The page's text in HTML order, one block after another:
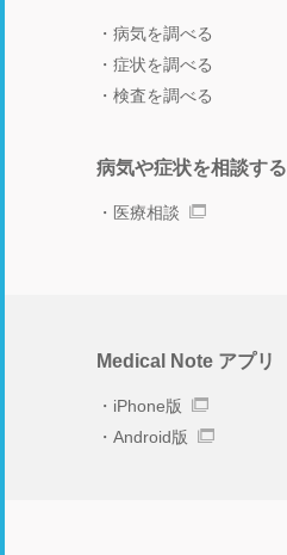
病気を調べる
症状を調べる
検査を調べる
病気や症状を相談する
医療相談
Medical Note アプリ
iPhone版
Android版